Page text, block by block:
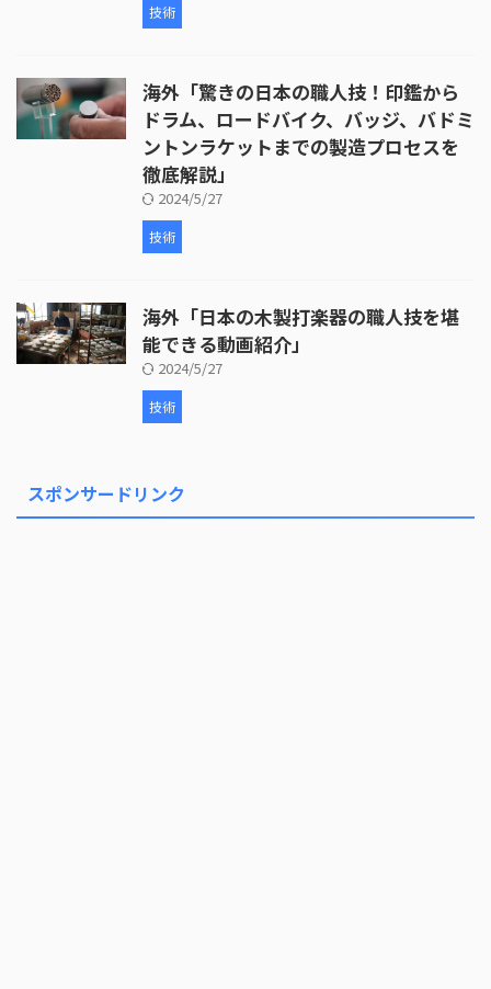
技術
海外「驚きの日本の職人技！印鑑から
ドラム、ロードバイク、バッジ、バドミ
ントンラケットまでの製造プロセスを
徹底解説」
2024/5/27
技術
海外「日本の木製打楽器の職人技を堪
能できる動画紹介」
2024/5/27
技術
スポンサードリンク